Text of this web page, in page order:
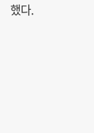
했다.